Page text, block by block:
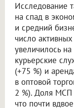
Исследование
на спад в
и средний
число
увеличилось
курьерские
(+75 %) и
в оптовой
2 %). Доля МСП
что почти